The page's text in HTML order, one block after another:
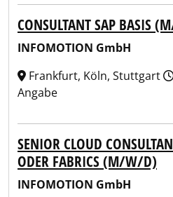
CONSULTANT SAP BASIS
INFOMOTION GmbH
Frankfurt, Köln, Stuttgart
Angabe
SENIOR CLOUD
ODER FABRICS (M/W/D)
INFOMOTION GmbH